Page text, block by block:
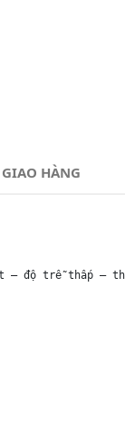
HÀNG
– độ trễ thấp –